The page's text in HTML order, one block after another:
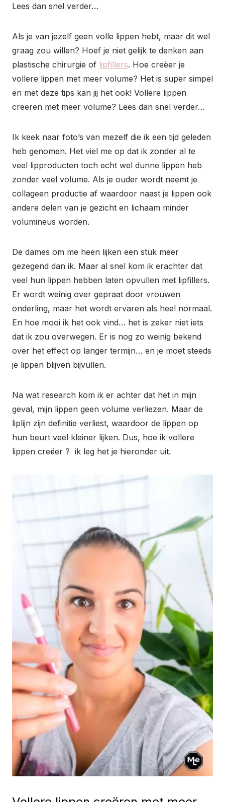
Lees dan snel verder…
Als je van jezelf geen volle lippen hebt, maar dit wel
graag zou willen? Hoef je niet gelijk te denken aan
plastische chirurgie of lipfillers. Hoe creëer je
vollere lippen met meer volume? Het is super simpel
en met deze tips kan jij het ook! Vollere lippen
creeren met meer volume? Lees dan snel verder…
Ik keek naar foto’s van mezelf die ik een tijd geleden
heb genomen. Het viel me op dat ik zonder al te
veel lipproducten toch echt wel dunne lippen heb
zonder veel volume. Als je ouder wordt neemt je
collageen productie af waardoor naast je lippen ook
andere delen van je gezicht en lichaam minder
volumineus worden.
De dames om me heen lijken een stuk meer
gezegend dan ik. Maar al snel kom ik erachter dat
veel hun lippen hebben laten opvullen met lipfillers.
Er wordt weinig over gepraat door vrouwen
onderling, maar het wordt ervaren als heel normaal.
En hoe mooi ik het ook vind… het is zeker niet iets
dat ik zou overwegen. Er is nog zo weinig bekend
over het effect op langer termijn… en je moet steeds
je lippen blijven bijvullen.
Na wat research kom ik er achter dat het in mijn
geval, mijn lippen geen volume verliezen. Maar de
liplijn zijn definitie verliest, waardoor de lippen op
hun beurt veel kleiner lijken. Dus, hoe ik vollere
lippen creëer ? ik leg het je hieronder uit.